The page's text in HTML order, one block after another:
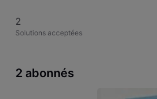
2
Solutions acceptées
2 abonnés